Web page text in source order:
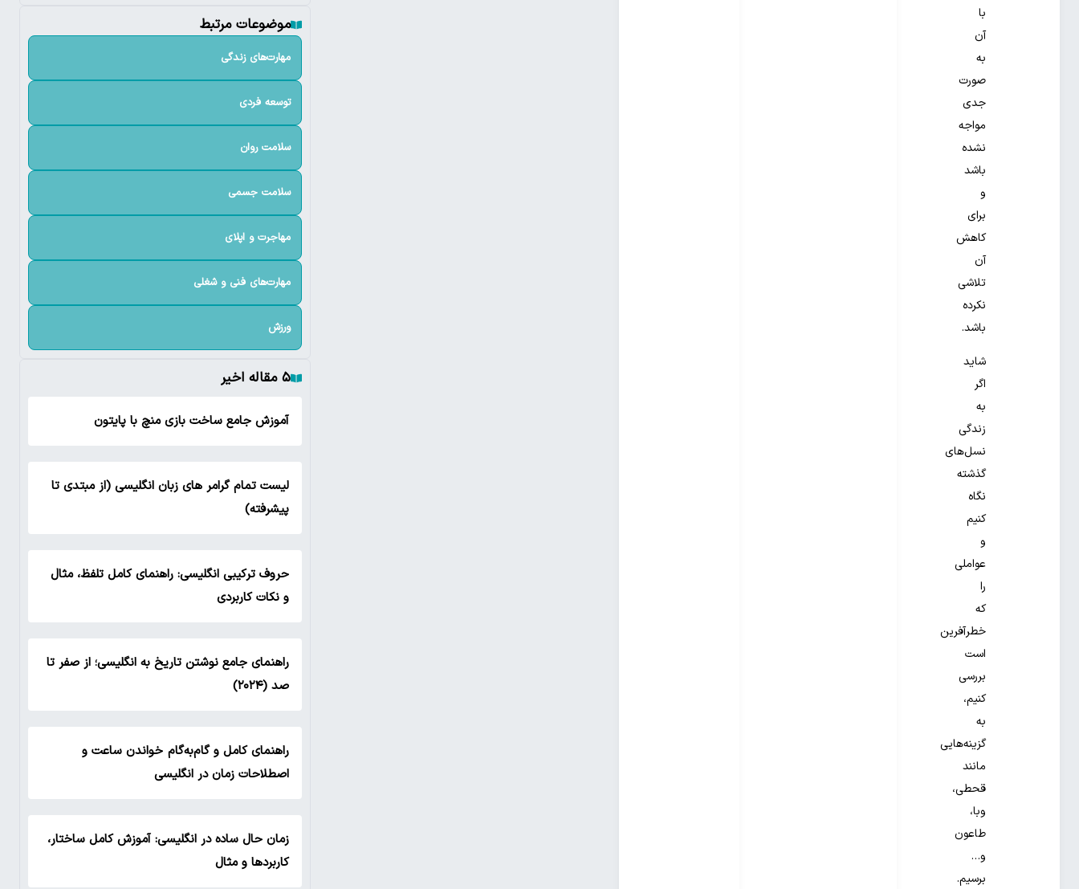
با
آن
به
صورت
جدی
مواجه
نشده
باشد
و
برای
کاهش
آن
تلاشی
نکرده
باشد.
شاید
اگر
به
زندگی
نسل‌های
گذشته
نگاه
کنیم
و
عواملی
را
که
خطرآفرین
است
بررسی
کنیم،
به
گزینه‌هایی
مانند
قحطی،
وبا،
طاعون
و…
برسیم.
موضوعات مرتبط
مهارت‌های زندگی
توسعه فردی
سلامت روان
سلامت جسمی
مهاجرت و اپلای
مهارت‌های فنی و شغلی
ورزش
۵ مقاله اخیر
آموزش جامع ساخت بازی منچ با پایتون
لیست تمام گرامر های زبان انگلیسی (از مبتدی تا
پیشرفته)
حروف ترکیبی انگلیسی: راهنمای کامل تلفظ، مثال
و نکات کاربردی
راهنمای جامع نوشتن تاریخ به انگلیسی؛ از صفر تا
صد (۲۰۲۴)
راهنمای کامل و گام‌به‌گام خواندن ساعت و
اصطلاحات زمان در انگلیسی
زمان حال ساده در انگلیسی: آموزش کامل ساختار،
کاربردها و مثال